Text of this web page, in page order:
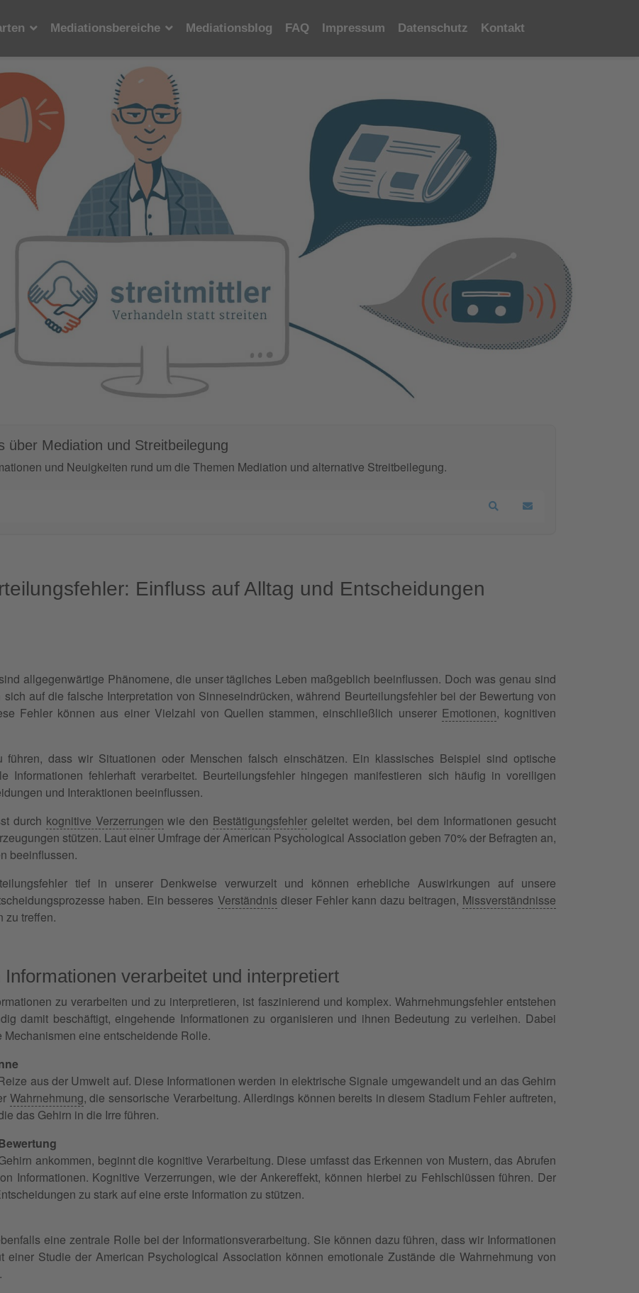
Mediationsbereiche Mediationsblog FAQ Impressum Datenschutz Kontakt
über Mediation und Streitbeilegung
und Neuigkeiten rund um die Themen Mediation und alternative Streitbeilegung.
SearchUpdates abonnieren
Einfluss auf Alltag und Entscheidungen
allgegenwärtige Phänomene, die unser tägliches Leben maßgeblich beeinflussen. Doch was genau sind
auf die falsche Interpretation von Sinneseindrücken, während Beurteilungsfehler bei der Bewertung von
Fehler können aus einer Vielzahl von Quellen stammen, einschließlich unserer Emotionen, kognitiven
führen, dass wir Situationen oder Menschen falsch einschätzen. Ein klassisches Beispiel sind optische
Informationen fehlerhaft verarbeitet. Beurteilungsfehler hingegen manifestieren sich häufig in voreiligen
und Interaktionen beeinflussen.
durch kognitive Verzerrungen wie den Bestätigungsfehler geleitet werden, bei dem Informationen gesucht
stützen. Laut einer Umfrage der American Psychological Association geben 70% der Befragten an,
beeinflussen.
tief in unserer Denkweise verwurzelt und können erhebliche Auswirkungen auf unsere
haben. Ein besseres Verständnis dieser Fehler kann dazu beitragen, Missverständnisse
zu treffen.
verarbeitet und interpretiert
zu verarbeiten und zu interpretieren, ist faszinierend und komplex. Wahrnehmungsfehler entstehen
damit beschäftigt, eingehende Informationen zu organisieren und ihnen Bedeutung zu verleihen. Dabei
eine entscheidende Rolle.
aus der Umwelt auf. Diese Informationen werden in elektrische Signale umgewandelt und an das Gehirn
Wahrnehmung, die sensorische Verarbeitung. Allerdings können bereits in diesem Stadium Fehler auftreten,
das Gehirn in die Irre führen.
ankommen, beginnt die kognitive Verarbeitung. Diese umfasst das Erkennen von Mustern, das Abrufen
Informationen. Kognitive Verzerrungen, wie der Ankereffekt, können hierbei zu Fehlschlüssen führen. Der
zu stark auf eine erste Information zu stützen.
eine zentrale Rolle bei der Informationsverarbeitung. Sie können dazu führen, dass wir Informationen
einer Studie der American Psychological Association können emotionale Zustände die Wahrnehmung von